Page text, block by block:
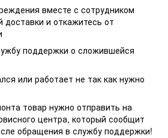
вместе с сотрудником
доставки и откажитесь от
поддержки о сложившейся
или работает не так как нужно
товар нужно отправить на
центра, который сообщит
обращения в службу поддержки!